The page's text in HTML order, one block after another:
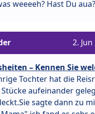
weeeeh? Hast Du
2.
– Kennen Sie
Tochter hat die
aufeinander
sagte dann zu